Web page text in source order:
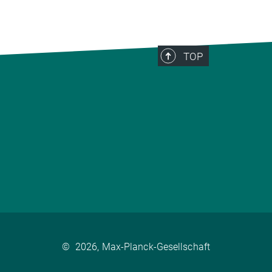
TOP
© 2026, Max-Planck-Gesellschaft